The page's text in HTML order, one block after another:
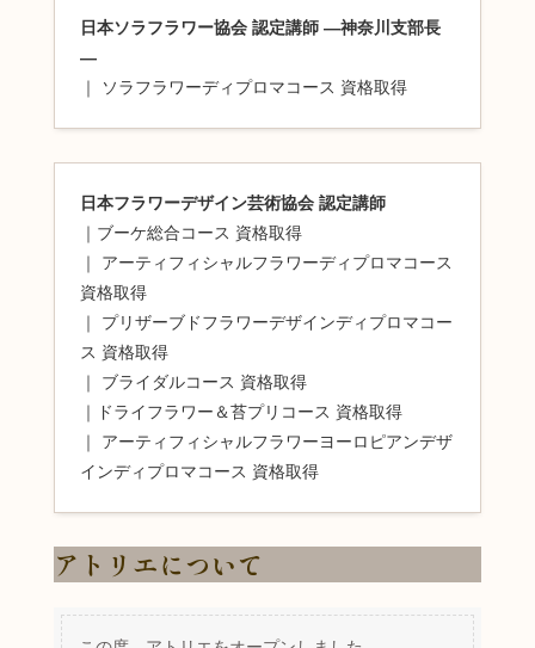
日本ソラフラワー協会 認定講師 ―神奈川支部長
―
｜ ソラフラワーディプロマコース 資格取得
日本フラワーデザイン芸術協会 認定講師
｜ブーケ総合コース 資格取得
｜ アーティフィシャルフラワーディプロマコース
資格取得
｜ プリザーブドフラワーデザインディプロマコー
ス 資格取得
｜ ブライダルコース 資格取得
｜ドライフラワー＆苔プリコース 資格取得
｜ アーティフィシャルフラワーヨーロピアンデザ
インディプロマコース 資格取得
アトリエについて